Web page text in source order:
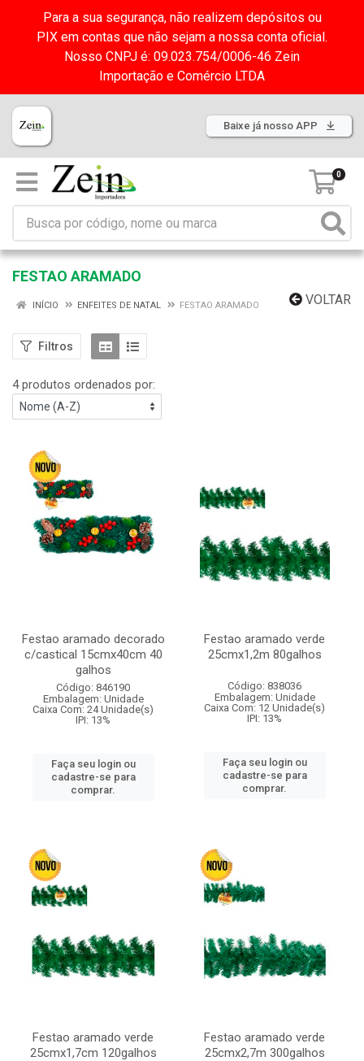
Para a sua segurança, não realizem depósitos ou
PIX em contas que não sejam a nossa conta oficial.
Nosso CNPJ é: 09.023.754/0006-46 Zein
Importação e Comércio LTDA
Baixe já nosso APP
0
FESTAO ARAMADO
VOLTAR
INÍCIO ENFEITES DE NATAL FESTAO ARAMADO
Filtros
4 produtos ordenados por:
Festao aramado decorado
c/castical 15cmx40cm 40
galhos
Código: 846190
Embalagem: Unidade
Caixa Com: 24 Unidade(s)
IPI: 13%
Faça seu login ou
cadastre-se para
comprar.
Festao aramado verde
25cmx1,2m 80galhos
Código: 838036
Embalagem: Unidade
Caixa Com: 12 Unidade(s)
IPI: 13%
Faça seu login ou
cadastre-se para
comprar.
Festao aramado verde
25cmx1,7cm 120galhos
Festao aramado verde
25cmx2,7m 300galhos